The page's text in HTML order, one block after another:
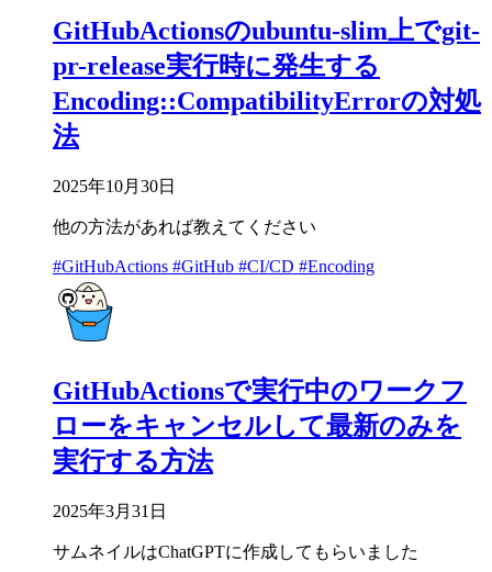
GitHubActionsのubuntu-slim上でgit-
pr-release実行時に発生する
Encoding::CompatibilityErrorの対処
法
2025年10月30日
他の方法があれば教えてください
#GitHubActions #GitHub #CI/CD #Encoding
GitHubActionsで実行中のワークフ
ローをキャンセルして最新のみを
実行する方法
2025年3月31日
サムネイルはChatGPTに作成してもらいました